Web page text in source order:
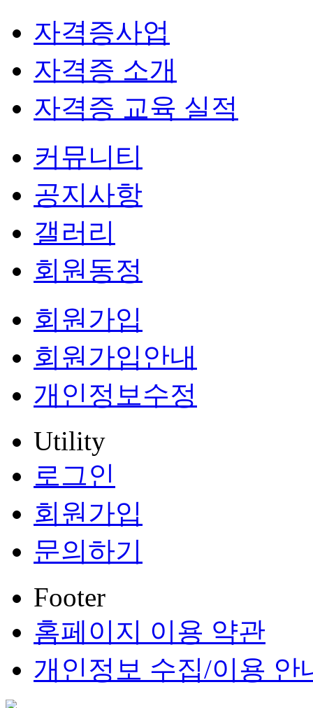
자격증사업
자격증 소개
자격증 교육 실적
커뮤니티
공지사항
갤러리
회원동정
회원가입
회원가입안내
개인정보수정
Utility
로그인
회원가입
문의하기
Footer
홈페이지 이용 약관
개인정보 수집/이용 안